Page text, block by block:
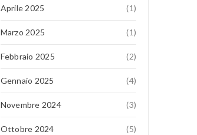
Aprile 2025 (1)
Marzo 2025 (1)
Febbraio 2025 (2)
Gennaio 2025 (4)
Novembre 2024 (3)
Ottobre 2024 (5)